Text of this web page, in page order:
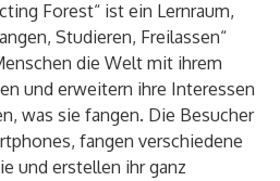
Forest“ ist ein Lernraum,
Studieren, Freilassen“
die Welt mit ihrem
und erweitern ihre Interessen
was sie fangen. Die Besucher
fangen verschiedene
und erstellen ihr ganz